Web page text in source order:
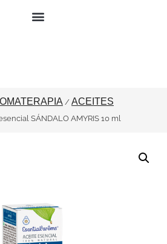
/ ACEITES
SÁNDALO AMYRIS 10 ml